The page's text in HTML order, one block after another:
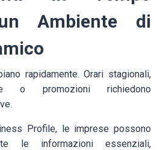
Ambiente di
rapidamente. Orari stagionali,
o promozioni richiedono
Profile, le imprese possono
le informazioni essenziali,